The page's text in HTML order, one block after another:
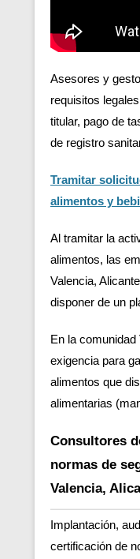
Asesores y
requisitos
titular, pago de
de registro
Tramitar
alimentos y
Al tramitar la
alimentos, las
Valencia,
disponer de un
En la
exigencia para
alimentos que
alimentarias
Consultores
normas de
Valencia,
Implantación,
certificación de